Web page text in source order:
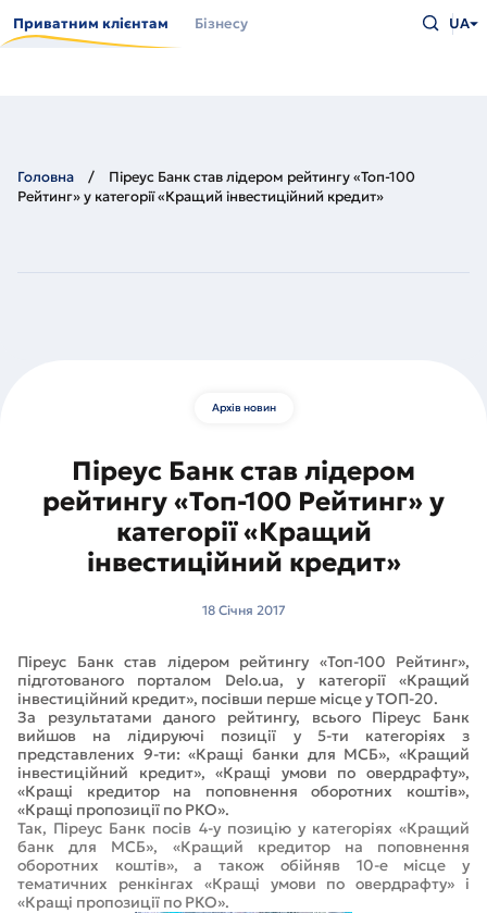
до
основного
Приватним клієнтам Бізнесу
що
UA
Головна
Піреус Банк став лідером рейтингу «Топ-100
Рейтинг» у категорії «Кращий інвестиційний кредит»
Архів новин
Піреус Банк став лідером
рейтингу «Топ-100 Рейтинг» у
категорії «Кращий
інвестиційний кредит»
18 Cічня 2017
Піреус Банк став лідером рейтингу «Топ-100 Рейтинг»,
підготованого порталом Delo.ua, у категорії «Кращий
інвестиційний кредит», посівши перше місце у ТОП-20.
За результатами даного рейтингу, всього Піреус Банк
вийшов на лідируючі позиції у 5-ти категоріях з
представлених 9-ти: «Кращі банки для МСБ», «Кращий
інвестиційний кредит», «Кращі умови по овердрафту»,
«Кращі кредитор на поповнення оборотних коштів»,
«Кращі пропозиції по РКО».
Так, Піреус Банк посів 4-у позицію у категоріях «Кращий
банк для МСБ», «Кращий кредитор на поповнення
оборотних коштів», а також обійняв 10-е місце у
тематичних ренкінгах «Кращі умови по овердрафту» і
«Кращі пропозиції по РКО».